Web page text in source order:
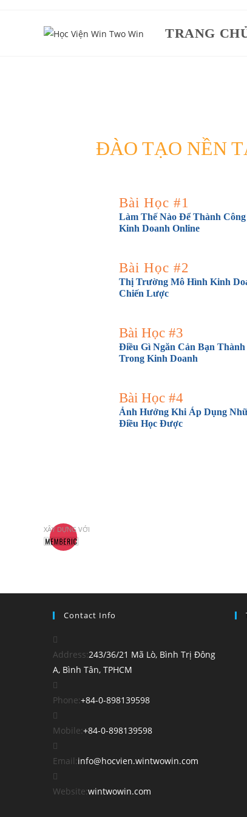
TRANG
ĐÀO TẠO NỀN
Bài Học #1
Làm Thế Nào Để Thành
Kinh Doanh Online
Bài Học #2
Thị Trường Mô Hình Kinh
Chiến Lược
Bài Học #3
Điều Gì Ngăn Cản Bạn Thành
Trong Kinh Doanh
Bài Học #4
Ảnh Hưởng Khi Áp Dụng
Điều Học Được
XÂY DỰNG VỚI
Contact Info
Address:243/36/21 Mã Lò, Bình Trị Đông
A, Bình Tân, TPHCM
Phone:+84-0-898139598Opens
your
Mobile:+84-0-898139598Opens
your
Email:info@hocvien.wintwowin.com
Website:wintwowin.com